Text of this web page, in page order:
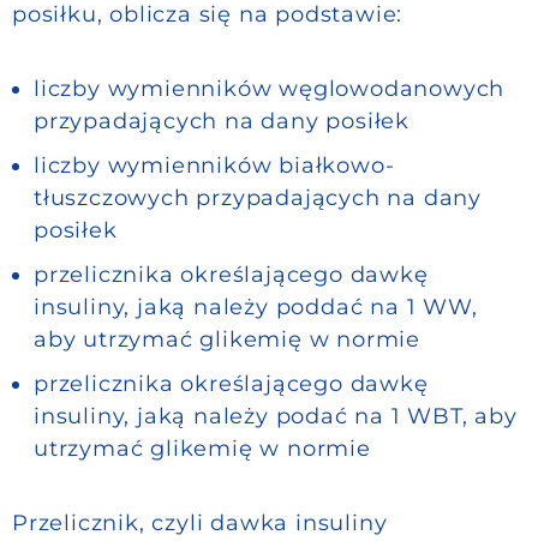
posiłku, oblicza się na podstawie:
liczby wymienników węglowodanowych
przypadających na dany posiłek
liczby wymienników białkowo-
tłuszczowych przypadających na dany
posiłek
przelicznika określającego dawkę
insuliny, jaką należy poddać na 1 WW,
aby utrzymać glikemię w normie
przelicznika określającego dawkę
insuliny, jaką należy podać na 1 WBT, aby
utrzymać glikemię w normie
Przelicznik, czyli dawka insuliny